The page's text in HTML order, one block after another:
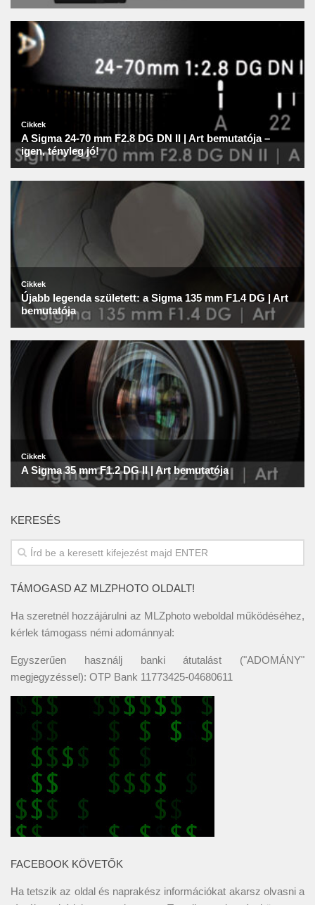
KERESÉS
TÁMOGASD AZ MLZPHOTO OLDALT!
Ha szeretnél hozzájárulni az MLZphoto weboldal működéséhez,
kérlek támogass némi adománnyal:
Egyszerűen használj banki átutalást ("ADOMÁNY"
megjegyzéssel): OTP Bank 11773425-04680611
FACEBOOK KÖVETŐK
Ha tetszik az oldal és naprakész információkat akarsz olvasni a